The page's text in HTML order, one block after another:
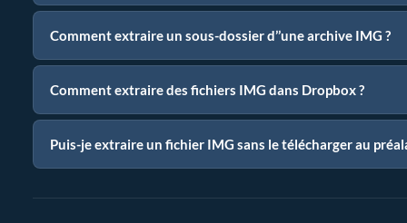
Comment extraire un sous-dossier d’’une archive IMG ?
Comment extraire des fichiers IMG dans Dropbox ?
Puis-je extraire un fichier IMG sans le télécharger au